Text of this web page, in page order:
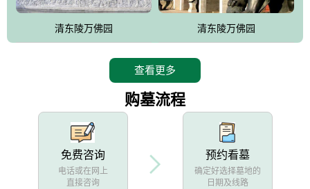
设计建造各种墓地墓位3万个；主体建筑金宝塔，墓位容量8万个，
能适应不同消费阶层的需求，为客户提供墓碑设计制作服务、特色
清东陵万佛园 清东陵万佛园
查看更多
购墓流程
免费咨询
电话或在网上
直接咨询
预约看墓
确定好选择墓地的
日期及线路